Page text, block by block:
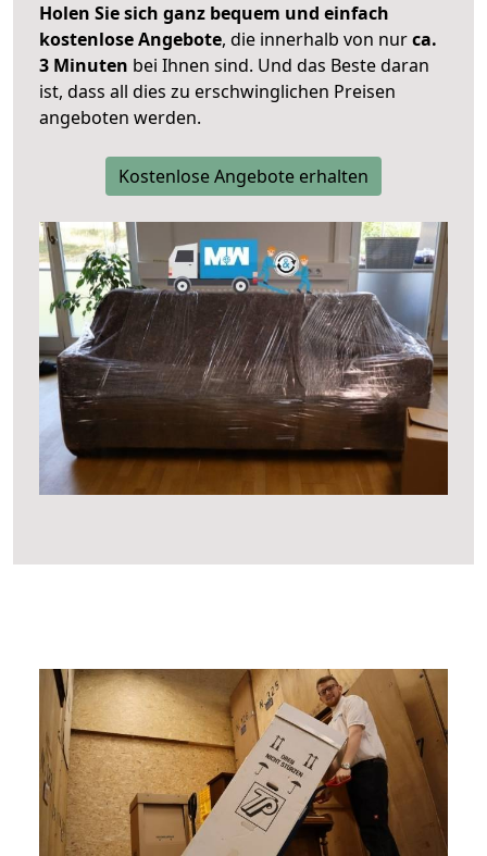
Holen Sie sich ganz bequem und einfach
kostenlose Angebote, die innerhalb von nurca.
3 Minuten bei Ihnen sind. Und das Beste daran
ist, dass all dies zu erschwinglichen Preisen
angeboten werden.
Kostenlose Angebote erhalten